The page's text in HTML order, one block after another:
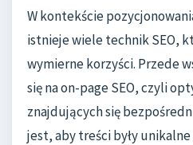
W kontekście
istnieje wiele technik SEO,
wymierne korzyści. Przede
się na on-page SEO, czyli
znajdujących się
jest, aby treści były